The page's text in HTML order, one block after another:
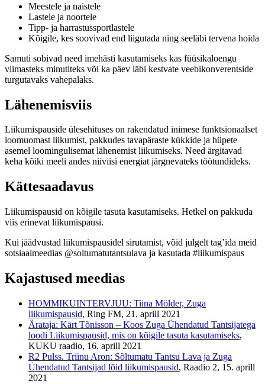
Meestele ja naistele
Lastele ja noortele
Tipp- ja harrastussportlastele
Kõigile, kes soovivad end liigutada ning seeläbi tervena hoida
Samuti sobivad need imehästi kasutamiseks kas füüsikaloengu
viimasteks minutiteks või ka päev läbi kestvate veebikonverentside
turgutavaks vahepalaks.
Lähenemisviis
Liikumispauside ülesehituses on rakendatud inimese funktsionaalset
loomuomast liikumist, pakkudes tavapäraste kükkide ja hüpete
asemel loomingulisemat lähenemist liikumiseks. Need ärgitavad
keha kõiki meeli andes niiviisi energiat järgnevateks töötundideks.
Kättesaadavus
Liikumispausid on kõigile tasuta kasutamiseks. Hetkel on pakkuda
viis erinevat liikumispausi.
Kui jäädvustad liikumispausidel sirutamist, võid julgelt tag’ida meid
sotsiaalmeedias @soltumatutantsulava ja kasutada #liikumispaus
Kajastused meedias
HOMMIKUINTERVJUU: Tiina Mölder, Zuga
liikumispausid, Ring FM, 21. aprill 2021
Ärataja: Kärt Tõnisson – Koos Zuga Ühendatud Tantsijatega
loodi Liikumispausid, mis on kõigile tasuta kasutamiseks,
KUKU raadio, 16. aprill 2021
R2 Pulss. Triinu Aron: Sõltumatu Tantsu Lava ja Zuga
Ühendatud Tantsijad lõid liikumispausid, Raadio 2, 15. aprill
2021